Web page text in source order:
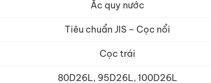
Ắc quy nước
Tiêu chuẩn JIS – Cọc nổi
Cọc trái
80D26L, 95D26L, 100D26L